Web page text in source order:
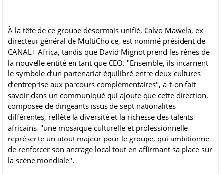
À la tête de ce groupe désormais unifié, Calvo Mawela, ex-
directeur général de MultiChoice, est nommé président de
CANAL+ Africa, tandis que David Mignot prend les rênes de
la nouvelle entité en tant que CEO. "Ensemble, ils incarnent
le symbole d’un partenariat équilibré entre deux cultures
d’entreprise aux parcours complémentaires", a-t-on fait
savoir dans un communiqué qui ajoute que cette direction,
composée de dirigeants issus de sept nationalités
différentes, reflète la diversité et la richesse des talents
africains, "une mosaïque culturelle et professionnelle
représente un atout majeur pour le groupe, qui ambitionne
de renforcer son ancrage local tout en affirmant sa place sur
la scène mondiale".